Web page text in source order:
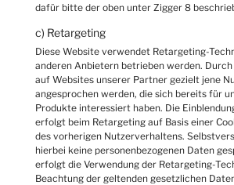
dafür bitte der oben unter Zigger 8
c) Retargeting
Diese Website verwendet Retargeting-
anderen Anbietern betrieben werden.
auf Websites unserer Partner gezielt jene
angesprochen werden, die sich bereits für
Produkte interessiert haben. Die
erfolgt beim Retargeting auf Basis einer
des vorherigen Nutzerverhaltens.
hierbei keine personenbezogenen Daten
erfolgt die Verwendung der Retargeting-
Beachtung der geltenden gesetzlichen